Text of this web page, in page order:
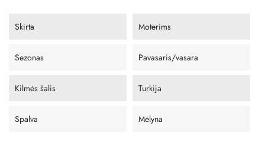
Skirta Moterims
Sezonas Pavasaris/vasara
Kilmės šalis Turkija
Spalva Mėlyna